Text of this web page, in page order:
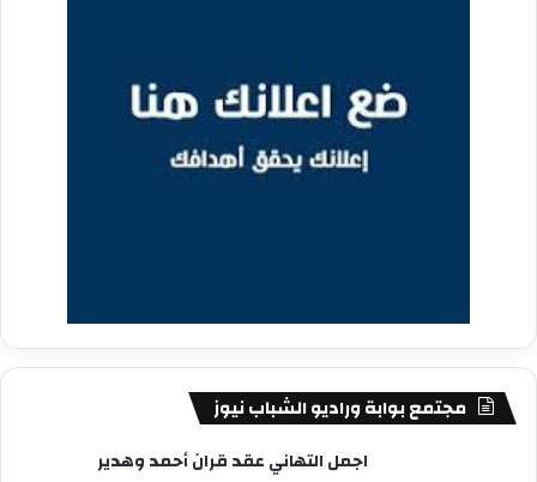
مجتمع بوابة وراديو الشباب نيوز
اجمل التهاني عقد قران أحمد وهدير